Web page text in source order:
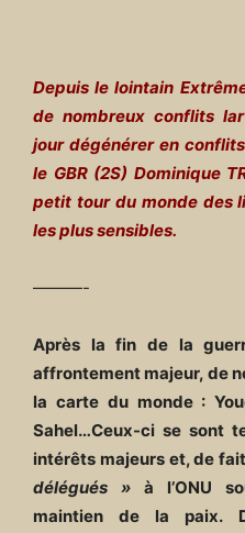
Depuis le lointain
de nombreux conflits
jour dégénérer en
le GBR (2S) Dominique
petit tour du monde des
les plus sensibles.
———-
Après la fin de la
affrontement majeur, de
la carte du monde :
Sahel…Ceux-ci se sont
intérêts majeurs et, de
délégués » à l’ONU
maintien de la paix.